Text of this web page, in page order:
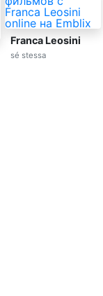
Franca Leosini
sé stessa